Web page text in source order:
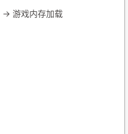
→ 游戏内存加载